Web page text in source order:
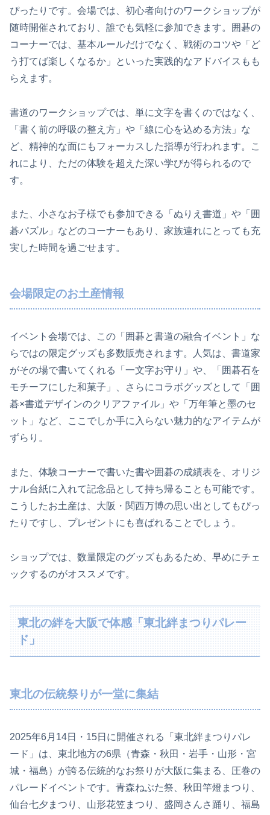
ぴったりです。会場では、初心者向けのワークショップが
随時開催されており、誰でも気軽に参加できます。囲碁の
コーナーでは、基本ルールだけでなく、戦術のコツや「ど
う打てば楽しくなるか」といった実践的なアドバイスもも
らえます。
書道のワークショップでは、単に文字を書くのではなく、
「書く前の呼吸の整え方」や「線に心を込める方法」な
ど、精神的な面にもフォーカスした指導が行われます。こ
れにより、ただの体験を超えた深い学びが得られるので
す。
また、小さなお子様でも参加できる「ぬりえ書道」や「囲
碁パズル」などのコーナーもあり、家族連れにとっても充
実した時間を過ごせます。
会場限定のお土産情報
イベント会場では、この「囲碁と書道の融合イベント」な
らではの限定グッズも多数販売されます。人気は、書道家
がその場で書いてくれる「一文字お守り」や、「囲碁石を
モチーフにした和菓子」、さらにコラボグッズとして「囲
碁×書道デザインのクリアファイル」や「万年筆と墨のセ
ット」など、ここでしか手に入らない魅力的なアイテムが
ずらり。
また、体験コーナーで書いた書や囲碁の成績表を、オリジ
ナル台紙に入れて記念品として持ち帰ることも可能です。
こうしたお土産は、大阪・関西万博の思い出としてもぴっ
たりですし、プレゼントにも喜ばれることでしょう。
ショップでは、数量限定のグッズもあるため、早めにチェ
ックするのがオススメです。
東北の絆を大阪で体感「東北絆まつりパレー
ド」
東北の伝統祭りが一堂に集結
2025年6月14日・15日に開催される「東北絆まつりパレ
ード」は、東北地方の6県（青森・秋田・岩手・山形・宮
城・福島）が誇る伝統的なお祭りが大阪に集まる、圧巻の
パレードイベントです。青森ねぶた祭、秋田竿燈まつり、
仙台七夕まつり、山形花笠まつり、盛岡さんさ踊り、福島